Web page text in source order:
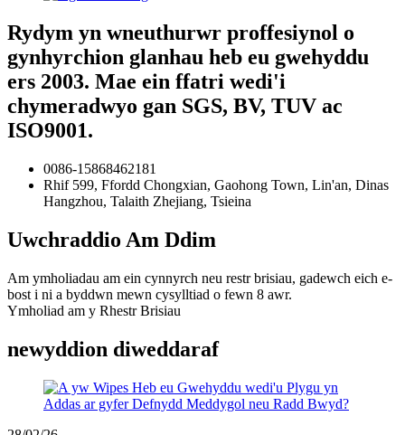
Rydym yn wneuthurwr proffesiynol o
gynhyrchion glanhau heb eu gwehyddu
ers 2003. Mae ein ffatri wedi'i
chymeradwyo gan SGS, BV, TUV ac
ISO9001.
0086-15868462181
Rhif 599, Ffordd Chongxian, Gaohong Town, Lin'an, Dinas
Hangzhou, Talaith Zhejiang, Tsieina
Uwchraddio Am Ddim
Am ymholiadau am ein cynnyrch neu restr brisiau, gadewch eich e-
bost i ni a byddwn mewn cysylltiad o fewn 8 awr.
Ymholiad am y Rhestr Brisiau
newyddion diweddaraf